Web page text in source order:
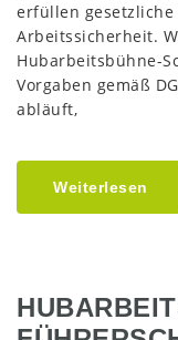
erfüllen
Arbeitssicherheit.
Hubarbeitsbühne-
Vorgaben gemäß
abläuft,
Weiterlesen